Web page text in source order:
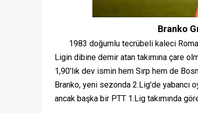
Branko
1983 doğumlu tecrübeli kaleci
Ligin dibine demir atan takımına çare
1,90'lık dev ismin hem Sırp hem de
Branko, yeni sezonda 2.Lig'de yabancı
ancak başka bir PTT 1.Lig takımında